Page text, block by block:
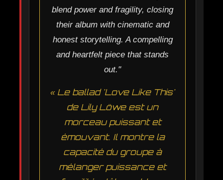
blend power and fragility, closing
their album with cinematic and
honest storytelling. A compelling
and heartfelt piece that stands
out."
« Le ballad 'Love Like This'
de Lily Löwe est un
morceau puissant et
émouvant. Il montre la
capacité du groupe à
mélanger puissance et